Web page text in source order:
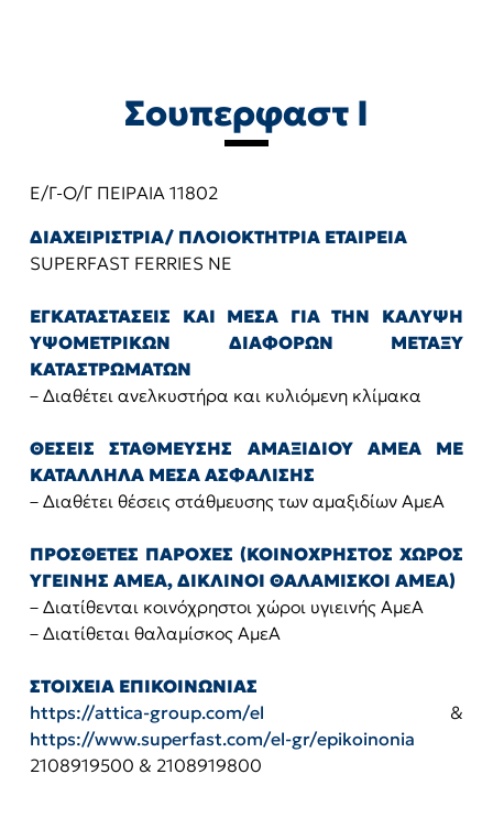
Σουπερφαστ Ι
Ε/Γ-Ο/Γ ΠΕΙΡΑΙΑ 11802
ΔΙΑΧΕΙΡΙΣΤΡΙΑ/ ΠΛΟΙΟΚΤΗΤΡΙΑ ΕΤΑΙΡΕΙΑ
SUPERFAST FERRIES NE
ΕΓΚΑΤΑΣΤΑΣΕΙΣ ΚΑΙ ΜΕΣΑ ΓΙΑ ΤΗΝ ΚΑΛΥΨΗ
ΥΨΟΜΕΤΡΙΚΩΝ ΔΙΑΦΟΡΩΝ ΜΕΤΑΞΥ
ΚΑΤΑΣΤΡΩΜΑΤΩΝ
– Διαθέτει ανελκυστήρα και κυλιόμενη κλίμακα
ΘΕΣΕΙΣ ΣΤΑΘΜΕΥΣΗΣ ΑΜΑΞΙΔΙΟΥ ΑΜΕΑ ΜΕ
ΚΑΤΑΛΛΗΛΑ ΜΕΣΑ ΑΣΦΑΛΙΣΗΣ
– Διαθέτει θέσεις στάθμευσης των αμαξιδίων ΑμεΑ
ΠΡΟΣΘΕΤΕΣ ΠΑΡΟΧΕΣ (ΚΟΙΝΟΧΡΗΣΤΟΣ ΧΩΡΟΣ
ΥΓΕΙΝΗΣ ΑΜΕΑ, ΔΙΚΛΙΝΟΙ ΘΑΛΑΜΙΣΚΟΙ ΑΜΕΑ)
– Διατίθενται κοινόχρηστοι χώροι υγιεινής ΑμεΑ
– Διατίθεται θαλαμίσκος ΑμεΑ
ΣΤΟΙΧΕΙΑ ΕΠΙΚΟΙΝΩΝΙΑΣ
https://attica-group.com/el &
https://www.superfast.com/el-gr/epikoinonia
2108919500 & 2108919800